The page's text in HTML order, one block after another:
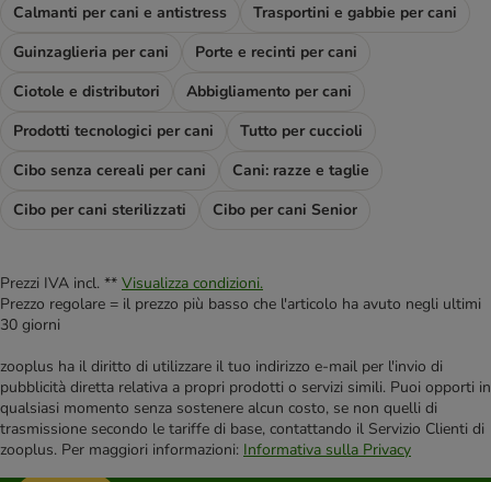
Calmanti per cani e antistress
Trasportini e gabbie per cani
Guinzaglieria per cani
Porte e recinti per cani
Ciotole e distributori
Abbigliamento per cani
Prodotti tecnologici per cani
Tutto per cuccioli
Cibo senza cereali per cani
Cani: razze e taglie
Cibo per cani sterilizzati
Cibo per cani Senior
Prezzi IVA incl. ** Visualizza condizioni.
Prezzo regolare = il prezzo più basso che l'articolo ha avuto negli ultimi
30 giorni
zooplus ha il diritto di utilizzare il tuo indirizzo e-mail per l'invio di
pubblicità diretta relativa a propri prodotti o servizi simili. Puoi opporti in
qualsiasi momento senza sostenere alcun costo, se non quelli di
trasmissione secondo le tariffe di base, contattando il Servizio Clienti di
zooplus. Per maggiori informazioni: Informativa sulla Privacy